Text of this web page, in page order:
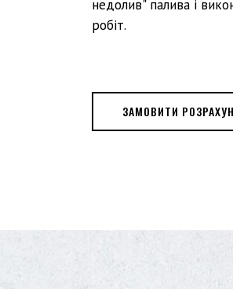
недолив" палива і
робіт.
ЗАМОВИТИ